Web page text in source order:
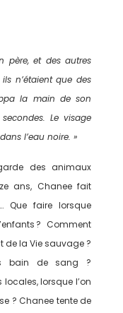
père, et des autres
n’étaient que des
la main de son
Le visage
l’eau noire. »
des animaux
ans, Chanee fait
Que faire lorsque
? Comment
de la Vie sauvage ?
bain de sang ?
lorsque l’on
? Chanee tente de